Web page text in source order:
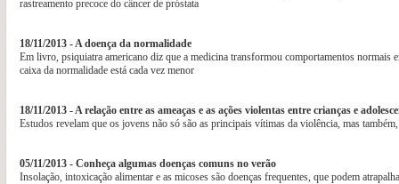
rastreamento precoce do câncer de próstata
18/11/2013 - A doença da normalidade
Em livro, psiquiatra americano diz que a medicina transformou comportamentos normais
caixa da normalidade está cada vez menor
18/11/2013 - A relação entre as ameaças e as ações violentas entre crianças e
Estudos revelam que os jovens não só são as principais vítimas da violência, mas
05/11/2013 - Conheça algumas doenças comuns no verão
Insolação, intoxicação alimentar e as micoses são doenças frequentes, que podem